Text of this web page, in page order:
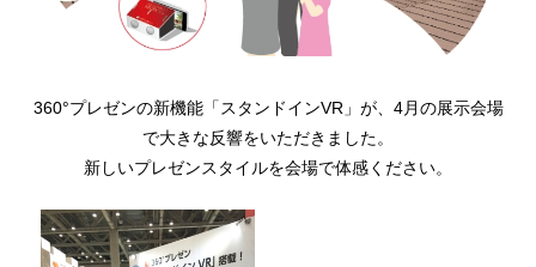
360°プレゼンの新機能「スタンドインVR」が、4月の展示会場
で大きな反響をいただきました。
新しいプレゼンスタイルを会場で体感ください。